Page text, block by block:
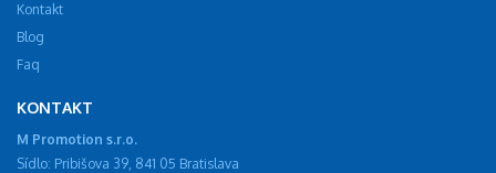
Kontakt
Blog
Faq
KONTAKT
M Promotion s.r.o.
Sídlo: Pribišova 39, 841 05 Bratislava